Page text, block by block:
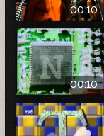
00:10
00:10